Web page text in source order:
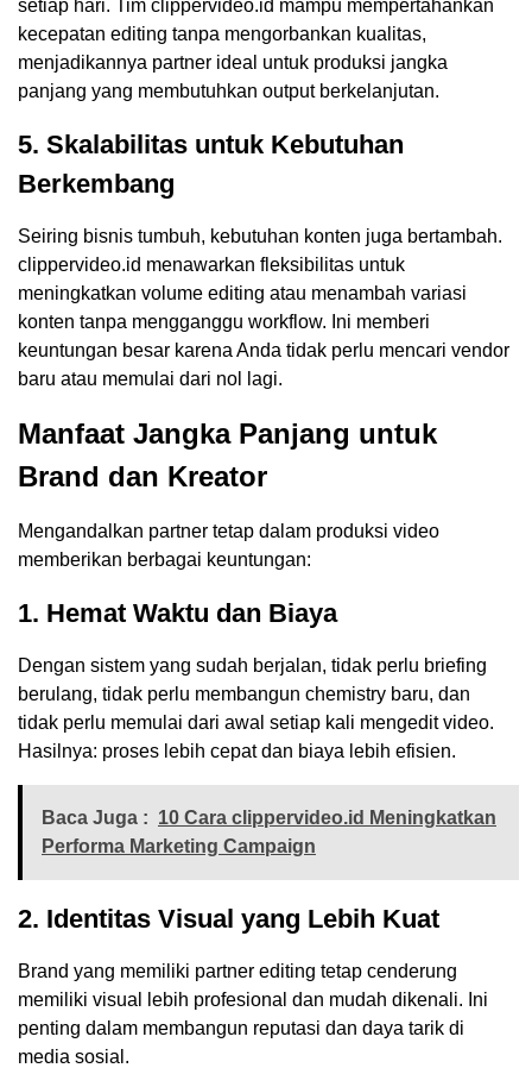
setiap hari. Tim clippervideo.id mampu mempertahankan
kecepatan editing tanpa mengorbankan kualitas,
menjadikannya partner ideal untuk produksi jangka
panjang yang membutuhkan output berkelanjutan.
5. Skalabilitas untuk Kebutuhan
Berkembang
Seiring bisnis tumbuh, kebutuhan konten juga bertambah.
clippervideo.id menawarkan fleksibilitas untuk
meningkatkan volume editing atau menambah variasi
konten tanpa mengganggu workflow. Ini memberi
keuntungan besar karena Anda tidak perlu mencari vendor
baru atau memulai dari nol lagi.
Manfaat Jangka Panjang untuk
Brand dan Kreator
Mengandalkan partner tetap dalam produksi video
memberikan berbagai keuntungan:
1. Hemat Waktu dan Biaya
Dengan sistem yang sudah berjalan, tidak perlu briefing
berulang, tidak perlu membangun chemistry baru, dan
tidak perlu memulai dari awal setiap kali mengedit video.
Hasilnya: proses lebih cepat dan biaya lebih efisien.
Baca Juga : 10 Cara clippervideo.id Meningkatkan
Performa Marketing Campaign
2. Identitas Visual yang Lebih Kuat
Brand yang memiliki partner editing tetap cenderung
memiliki visual lebih profesional dan mudah dikenali. Ini
penting dalam membangun reputasi dan daya tarik di
media sosial.